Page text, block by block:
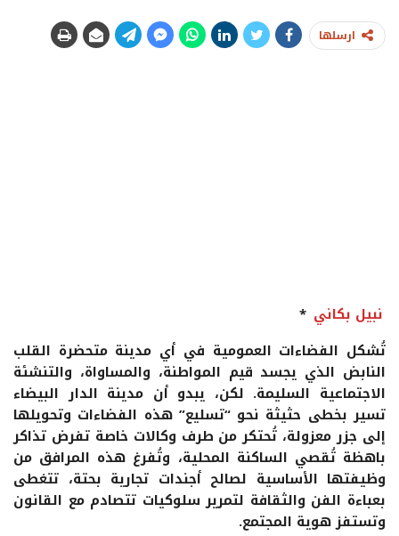
ارسلها
نبيل بكاني *
تُشكل الفضاءات العمومية في أي مدينة متحضرة القلب
النابض الذي يجسد قيم المواطنة، والمساواة، والتنشئة
الاجتماعية السليمة. لكن، يبدو أن مدينة الدار البيضاء
تسير بخطى حثيثة نحو “تسليع” هذه الفضاءات وتحويلها
إلى جزر معزولة، تُحتكر من طرف وكالات خاصة تفرض تذاكر
باهظة تُقصي الساكنة المحلية، وتُفرغ هذه المرافق من
وظيفتها الأساسية لصالح أجندات تجارية بحتة، تتغطى
بعباءة الفن والثقافة لتمرير سلوكيات تتصادم مع القانون
وتستفز هوية المجتمع.